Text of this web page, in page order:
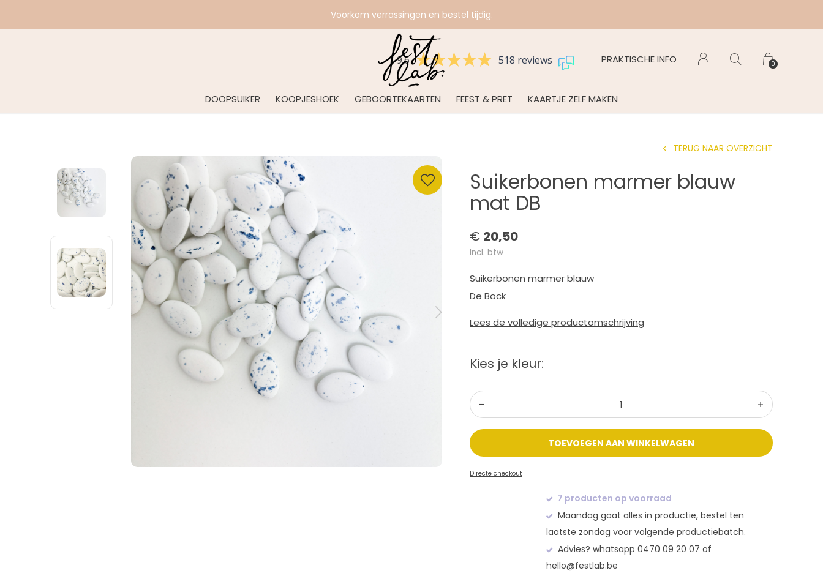
DOOPSUIKER KOOPJESHOEK GEBOORTEKAARTEN FEEST & PRET KAARTJE ZELF MAKEN
9.6 518 reviews PRAKTISCHE INFO 0
Voorkom verrassingen en bestel tijdig.
Suikerbonen marmer blauw
mat DB
TERUG NAAR OVERZICHT
€ 20,50
Incl. btw
Suikerbonen marmer blauw
De Bock
Lees de volledige productomschrijving
Kies je kleur:
TOEVOEGEN AAN WINKELWAGEN
Directe checkout
7 producten op voorraad
Maandag gaat alles in productie, bestel ten
laatste zondag voor volgende productiebatch.
Advies? whatsapp 0470 09 20 07 of
hello@festlab.be